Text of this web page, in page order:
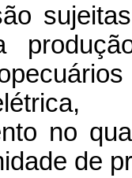
no
de